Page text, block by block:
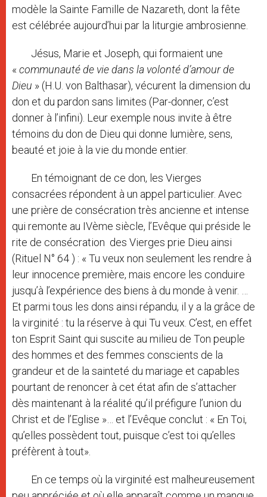
modèle la Sainte Famille de Nazareth, dont la fête
est célébrée aujourd’hui par la liturgie ambrosienne.
Jésus, Marie et Joseph, qui formaient une
« communauté de vie dans la volonté d’amour de
Dieu » (H.U. von Balthasar), vécurent la dimension du
don et du pardon sans limites (Par-donner, c’est
donner à l’infini). Leur exemple nous invite à être
témoins du don de Dieu qui donne lumière, sens,
beauté et joie à la vie du monde entier.
En témoignant de ce don, les Vierges
consacrées répondent à un appel particulier. Avec
une prière de consécration très ancienne et intense
qui remonte au IVème siècle, l’Evêque qui préside le
rite de consécration des Vierges prie Dieu ainsi
(Rituel N° 64 ) : « Tu veux non seulement les rendre à
leur innocence première, mais encore les conduire
jusqu’à l’expérience des biens à du monde à venir. …
Et parmi tous les dons ainsi répandu, il y a la grâce de
la virginité : tu la réserve à qui Tu veux. C’est, en effet
ton Esprit Saint qui suscite au milieu de Ton peuple
des hommes et des femmes conscients de la
grandeur et de la sainteté du mariage et capables
pourtant de renoncer à cet état afin de s’attacher
dès maintenant à la réalité qu’il préfigure l’union du
Christ et de l’Eglise »… et l’Evêque conclut : « En Toi,
qu’elles possèdent tout, puisque c’est toi qu’elles
préfèrent à tout».
En ce temps où la virginité est malheureusement